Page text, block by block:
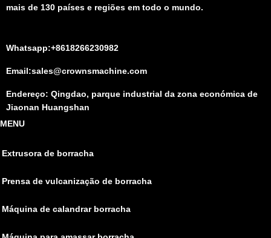
mais de 130 países e regiões em todo o mundo.
Whatsapp:+8618266230982
Email:sales@crownsmachine.com
Endereço: Qingdao, parque industrial da zona económica de
Jiaonan Huangshan
MENU
Extrusora de borracha
Prensa de vulcanização de borracha
Máquina de calandrar borracha